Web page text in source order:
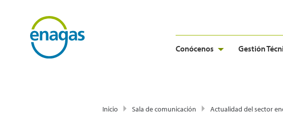
Conócenos Gestión
Inicio Sala de comunicación Actualidad del sector